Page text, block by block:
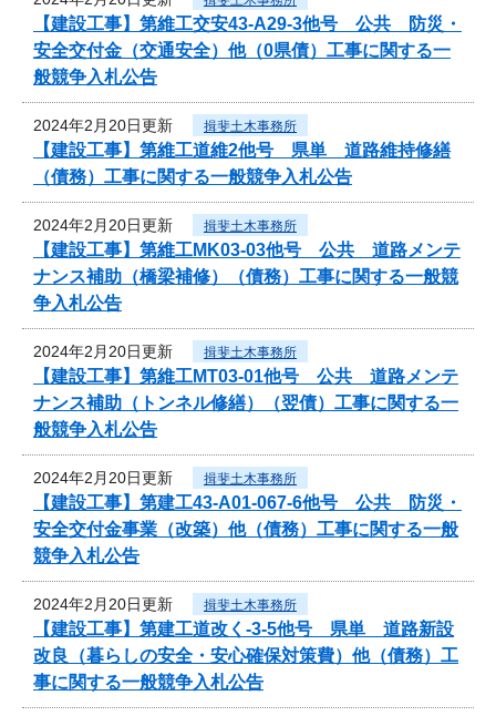
【建設工事】第維工交安43-A29-3他号 公共 防災・
安全交付金（交通安全）他（0県債）工事に関する一
般競争入札公告
2024年2月20日更新 揖斐土木事務所
【建設工事】第維工道維2他号 県単 道路維持修繕
（債務）工事に関する一般競争入札公告
2024年2月20日更新 揖斐土木事務所
【建設工事】第維工MK03-03他号 公共 道路メンテ
ナンス補助（橋梁補修）（債務）工事に関する一般競
争入札公告
2024年2月20日更新 揖斐土木事務所
【建設工事】第維工MT03-01他号 公共 道路メンテ
ナンス補助（トンネル修繕）（翌債）工事に関する一
般競争入札公告
2024年2月20日更新 揖斐土木事務所
【建設工事】第建工43-A01-067-6他号 公共 防災・
安全交付金事業（改築）他（債務）工事に関する一般
競争入札公告
2024年2月20日更新 揖斐土木事務所
【建設工事】第建工道改く-3-5他号 県単 道路新設
改良（暮らしの安全・安心確保対策費）他（債務）工
事に関する一般競争入札公告